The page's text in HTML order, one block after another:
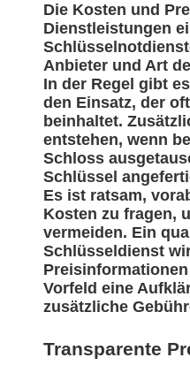
Die Kosten und
Dienstleistungen
Anbieter und Art
In der Regel gibt
den Einsatz, der
beinhaltet.
entstehen, wenn
Schloss
Schlüssel
Es ist ratsam,
Kosten zu fragen,
vermeiden. Ein
Schlüsseldienst
Vorfeld eine
zusätzliche
Transparente